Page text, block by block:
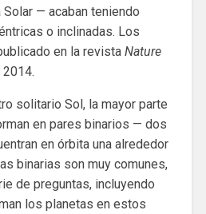
— acaban teniendo
o inclinadas. Los
en la revista Nature
solitario Sol, la mayor parte
en pares binarios — dos
en órbita una alrededor
binarias son muy comunes,
de preguntas, incluyendo
los planetas en estos